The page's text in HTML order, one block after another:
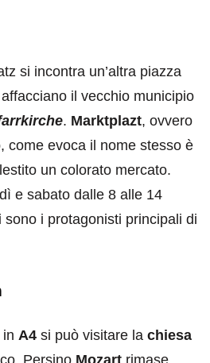
si incontra un’altra piazza
il vecchio municipio
. Marktplazt, ovvero
come evoca il nome stesso è
un colorato mercato.
e sabato dalle 8 alle 14
sono i protagonisti principali di
A4 si può visitare la chiesa
Persino Mozart rimase